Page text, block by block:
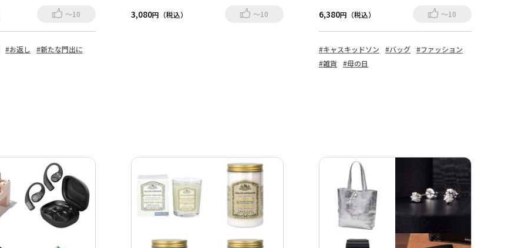
～10
#お返し
#新たな門出に
3,080円（税込） ～10 6,380円（税込） ～10
#キャスキッドソン #バッグ #ファッション
#雑貨 #母の日